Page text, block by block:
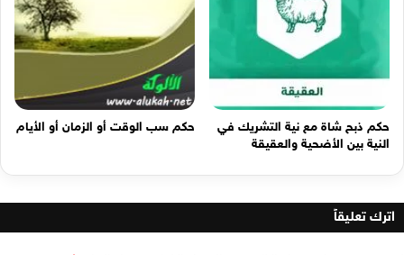
حكم ذبح شاة مع نية التشريك في
النية بين الأضحية والعقيقة
حكم سب الوقت أو الزمان أو الأيام
اترك تعليقاً